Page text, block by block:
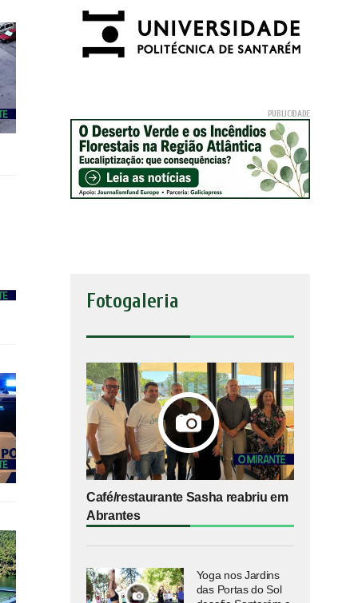
Fotogaleria
Café/restaurante Sasha reabriu em
Abrantes
Yoga nos Jardins
das Portas do Sol